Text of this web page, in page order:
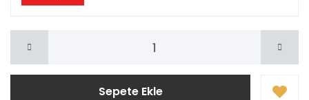
Sepete Ekle